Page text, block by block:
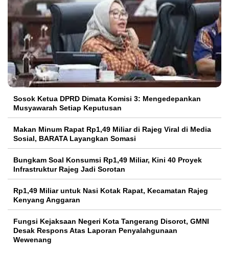
Sosok Ketua DPRD Dimata Komisi 3: Mengedepankan
Musyawarah Setiap Keputusan
Makan Minum Rapat Rp1,49 Miliar di Rajeg Viral di Media
Sosial, BARATA Layangkan Somasi
Bungkam Soal Konsumsi Rp1,49 Miliar, Kini 40 Proyek
Infrastruktur Rajeg Jadi Sorotan
Rp1,49 Miliar untuk Nasi Kotak Rapat, Kecamatan Rajeg
Kenyang Anggaran
Fungsi Kejaksaan Negeri Kota Tangerang Disorot, GMNI
Desak Respons Atas Laporan Penyalahgunaan
Wewenang